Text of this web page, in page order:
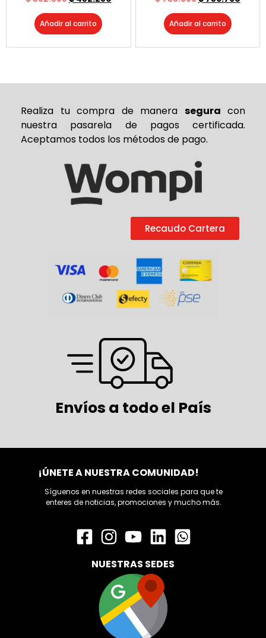
Añadir al carrito Añadir al carrito
Realiza tu compra de manera segura con
nuestra pasarela de pagos certificada.
Aceptamos todos los métodos de pago.
Recaudo Cartera
Envíos a todo el País
¡ÚNETE A NUESTRA COMUNIDAD!
Síguenos en nuestras redes sociales para que te
enteres de noticias, promociones y mucho más.
NUESTRAS SEDES